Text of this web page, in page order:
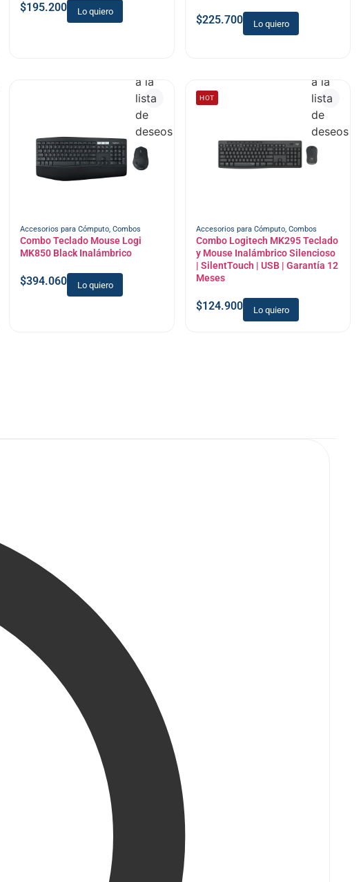
$195.200 Lo quiero
$225.700 Lo quiero
Accesorios para Cómputo, Combos
Combo Teclado Mouse Logi
MK850 Black Inalámbrico
$394.060 Lo quiero
a la
lista
de
deseos
Accesorios para Cómputo, Combos
Combo Logitech MK295 Teclado
y Mouse Inalámbrico Silencioso
| SilentTouch | USB | Garantía 12
Meses
$124.900 Lo quiero
HOT
a la
lista
de
deseos